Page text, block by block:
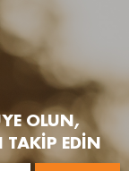
OLUN,
TAKİP EDİN